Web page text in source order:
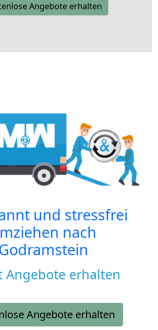
Angebote erhalten
und stressfrei
nach
Angebote erhalten
Angebote erhalten